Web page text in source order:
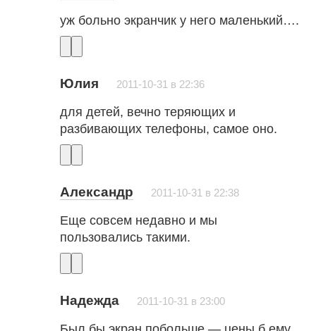
уж больно экранчик у него маленький….
Юлия 2011-10-31 в 22:36
для детей, вечно теряющих и
разбивающих телефоны, самое оно.
Александр 2011-10-31 в 22:38
Еще совсем недавно и мы
пользовались такими.
Надежда 2011-10-31 в 23:00